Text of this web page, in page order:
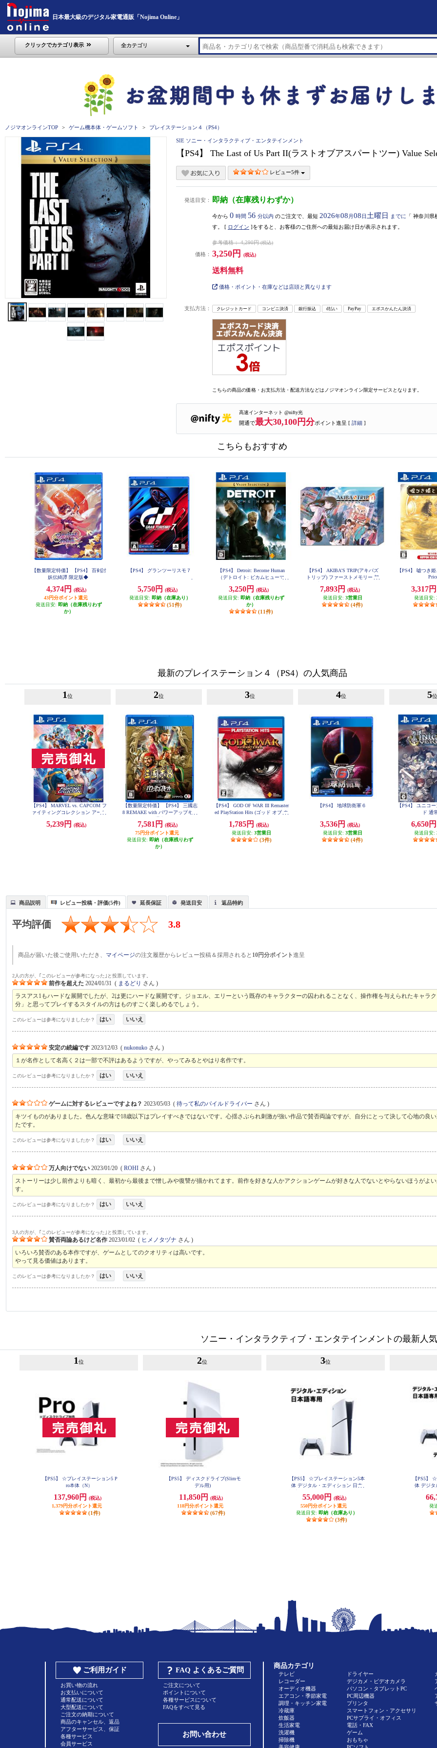
日本最大級のデジタル家電通販「Nojima Online」
クリックでカテゴリ表示 全カテゴリ
ノジマオンラインTOP ゲーム機本体・ゲームソフト プレイステーション４（PS4）
SIE ソニー・インタラクティブ・エンタテインメント
【PS4】 The Last of Us Part II(ラストオブアスパートツー) Value
レビュー5件
発送目安： 即納（在庫残りわずか）
今から 0 時間 56 分以内 のご注文で、最短 2026年08 月08日 土曜日 までに 「 神奈川県
す。 [ ログイン ]をすると、お客様のご住所への最短お届け日が表示されます。
価格：
参考価格： 4,290円(税込)
3,250円 (税込)
送料無料
価格・ポイント・在庫などは店頭と異なります
支払方法： クレジットカード コンビニ決済 銀行振込 d払い PayPay エポスかんたん決済
こちらの商品の価格・お支払方法・配送方法などはノジマオンライン限定サービスとなります。
高速インターネット @nifty光
開通で最大30,100円分ポイント進呈 [ 詳細 ]
こちらもおすすめ
【数量限定特価】 【PS4】 百剣討
妖伝綺譚 限定版◆
4,374円
(税込)
43円分ポイント還元
発送目安: 即納（在庫残りわず
か）
【PS4】 グランツーリスモ７
5,750円
(税込)
発送目安: 即納（在庫あり）
(51件)
【PS4】 Detroit: Become Human
（デトロイト: ビカムヒューマ
3,250円
(税込)
発送目安: 即納（在庫残りわず
か）
(11件)
【PS4】 AKIBA'S TRIP(アキバズ
トリップ) ファーストメモリー 初
7,893円
(税込)
発送目安: 3営業日
(4件)
【PS4】 嘘つき
3,317円
発送目安:
最新のプレイステーション４（PS4）の人気商品
1 位
【PS4】 MARVEL vs. CAPCOM フ
ァイティングコレクション アーケ
5,239円 (税込)
2位
【数量限定特価】 【PS4】 三國志
8 REMAKE with パワーアップキッ
7,581円
(税込)
75円分ポイント還元
発送目安: 即納（在庫残りわず
か）
3位
【PS4】 GOD OF WAR III Remaster
ed PlayStation Hits (ゴッド オブ ウ
1,785円
(税込)
発送目安: 3営業日
(3件)
4位
【PS4】 地球防衛軍６
3,536円
(税込)
発送目安: 3営業日
(4件)
5位
【PS4】 ユニコ
ド 通
6,650円
発送目安:
商品説明 レビュー投稿・評価(5件) 延長保証 発送目安 返品特約
平均評価 3.8
商品が届いた後ご使用いただき、 マイページの注文履歴からレビュー投稿＆採用されると 10円分ポイント進呈
2人の方が、｢このレビューが参考になった｣と投票しています。
前作を超えた 2024/01/31 ( まるどり さん )
ラスアス1もハードな展開でしたが、2は更にハードな展開です。ジョエル、エリーという既存のキャラクターの囚われることなく、操作権を与えられたキャラ
分」と思ってプレイするスタイルの方はものすごく楽しめるでしょう。
このレビューは参考になりましたか？ はい いいえ
安定の続編です 2023/12/03 (nukonuko さん )
１が名作として名高く２は一部で不評はあるようですが、やってみるとやはり名作です。
このレビューは参考になりましたか？ はい いいえ
ゲームに対するレビューですよね？ 2023/05/03 (待って私のパイルドライバー さん )
キツイものがありました。色んな意味で18歳以下はプレイすべきではないです。心揺さぶられ刺激が強い作品で賛否両論ですが、自分にとって決して心地の良
たです。
このレビューは参考になりましたか？ はい いいえ
万人向けでない 2023/01/20 (ROHI さん )
ストーリーは少し前作よりも暗く、最初から最後まで憎しみや復讐が描かれてます。前作を好きな人かアクションゲームが好きな人でないとやらないほうがよ
す。
このレビューは参考になりましたか？ はい いいえ
3人の方が、｢このレビューが参考になった｣と投票しています。
賛否両論あるけど名作 2023/01/02 ( ヒメノタヅナ さん )
いろいろ賛否のある本作ですが、ゲームとしてのクオリティは高いです。
やって見る価値はあります。
このレビューは参考になりましたか？ はい いいえ
ソニー・インタラクティブ・エンタテインメントの最新人
1 位
【PS5】 ☆プレイステーション5 P
ro本体（N）
137,960円
(税込)
1,379円分ポイント還元
(1件)
2位
【PS5】 ディスクドライブ(Slimモ
デル用)
11,850円
(税込)
118円分ポイント還元
(67件)
3位
【PS5】 ☆プレイステーション5本
体 デジタル・エディション 日本
nly
55,000円
(税込)
550円分ポイント還元
発送目安: 即納（在庫あり）
(3件)
【PS5】
体 デジタ
発
ご利用ガイド
お買い物の流れ
お支払いについて
通常配送について
大型配送について
ご注文の納期について
商品のキャンセル、返品
アフターサービス、保証
各種サービス
会員サービス
FAQ よくあるご質問
ご注文について
ポイントについて
各種サービスについて
FAQをすべて見る
お問い合わせ
商品カテゴリ
テレビ
レコーダー
オーディオ機器
エアコン・季節家電
調理・キッチン家電
冷蔵庫
炊飯器
生活家電
洗濯機
掃除機
ドライヤー
デジカメ・ビデオカメラ
パソコン・タブレットPC
PC周辺機器
プリンタ
スマートフォン・アクセサリ
PCサプライ・オフィス
電話・FAX
ゲーム
おもちゃ